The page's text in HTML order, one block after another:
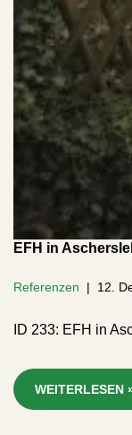
EFH in
Referenzen 12.
ID 233: EFH in
WEITERLESEN